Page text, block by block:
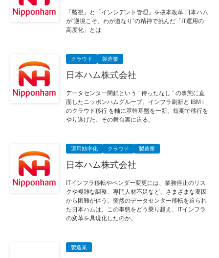
「監視」と「インシデント管理」を抜本改革 日本ハム
が“逆境こそ、わが道なり”の精神で挑んだ「IT運用の
高度化」とは
クラウド 製造業
日本ハム株式会社
データセンター閉鎖という “ 待ったなし ” の事態に直
面したニッポンハムグループ。インフラ刷新と IBM i
のクラウド移行 を軸に基幹基盤を一新。短期で移行を
やり遂げた、その舞台裏に迫る。
運用効率化 クラウド 製造業
日本ハム株式会社
ITインフラ移転やベンダー変更には、業務停止のリス
クや複雑な調整、専門人材不足など、さまざまな要因
から困難が伴う。突然のデータセンター移転を迫られ
た日本ハムは、この事態をどう乗り越え、ITインフラ
の変革を具現化したのか。
製造業